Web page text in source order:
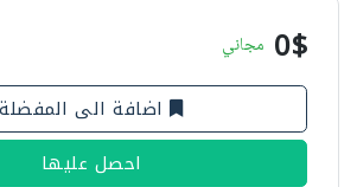
0$ مجاني
اضافة الى المفضلة
احصل عليها